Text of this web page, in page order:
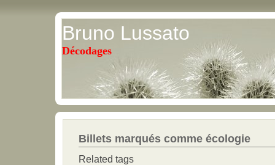
Bruno Lussato
Décodages
Billets marqués comme écologie
Related tags